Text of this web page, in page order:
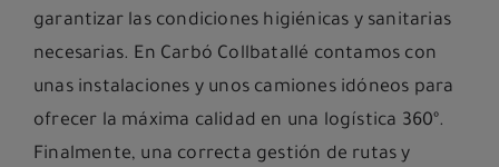
garantizar las condiciones higiénicas y sanitarias
necesarias. En Carbó Collbatallé contamos con
unas instalaciones y unos camiones idóneos para
ofrecer la máxima calidad en una logística 360º.
Finalmente, una correcta gestión de rutas y